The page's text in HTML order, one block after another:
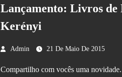
Lançamento: Livros
Kerényi
Admin 21 De Maio De 2015
Compartilho com vocês uma